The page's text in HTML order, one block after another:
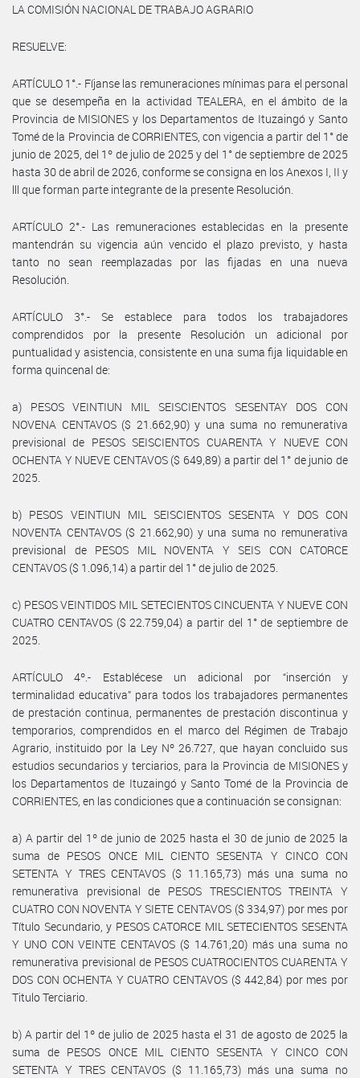
LA COMISIÓN NACIONAL DE TRABAJO AGRARIO
RESUELVE:
ARTÍCULO 1°.- Fíjanse las remuneraciones mínimas para el personal
que se desempeña en la actividad TEALERA, en el ámbito de la
Provincia de MISIONES y los Departamentos de Ituzaingó y Santo
Tomé de la Provincia de CORRIENTES, con vigencia a partir del 1° de
junio de 2025, del 1º de julio de 2025 y del 1° de septiembre de 2025
hasta 30 de abril de 2026, conforme se consigna en los Anexos I, II y
lll que forman parte integrante de la presente Resolución.
ARTÍCULO 2°.- Las remuneraciones establecidas en la presente
mantendrán su vigencia aún vencido el plazo previsto, y hasta
tanto no sean reemplazadas por las fijadas en una nueva
Resolución.
ARTÍCULO 3°.- Se establece para todos los trabajadores
comprendidos por la presente Resolución un adicional por
puntualidad y asistencia, consistente en una suma fija liquidable en
forma quincenal de:
a) PESOS VEINTIUN MIL SEISCIENTOS SESENTAY DOS CON
NOVENA CENTAVOS ($ 21.662,90) y una suma no remunerativa
previsional de PESOS SEISCIENTOS CUARENTA Y NUEVE CON
OCHENTA Y NUEVE CENTAVOS ($ 649,89) a partir del 1° de junio de
2025.
b) PESOS VEINTIUN MIL SEISCIENTOS SESENTA Y DOS CON
NOVENTA CENTAVOS ($ 21.662,90) y una suma no remunerativa
previsional de PESOS MIL NOVENTA Y SEIS CON CATORCE
CENTAVOS ($ 1.096,14) a partir del 1° de julio de 2025.
c) PESOS VEINTIDOS MIL SETECIENTOS CINCUENTA Y NUEVE CON
CUATRO CENTAVOS ($ 22.759,04) a partir del 1° de septiembre de
2025.
ARTÍCULO 4º.- Establécese un adicional por “inserción y
terminalidad educativa” para todos los trabajadores permanentes
de prestación continua, permanentes de prestación discontinua y
temporarios, comprendidos en el marco del Régimen de Trabajo
Agrario, instituido por la Ley Nº 26.727, que hayan concluido sus
estudios secundarios y terciarios, para la Provincia de MISIONES y
los Departamentos de Ituzaingó y Santo Tomé de la Provincia de
CORRIENTES, en las condiciones que a continuación se consignan:
a) A partir del 1º de junio de 2025 hasta el 30 de junio de 2025 la
suma de PESOS ONCE MIL CIENTO SESENTA Y CINCO CON
SETENTA Y TRES CENTAVOS ($ 11.165,73) más una suma no
remunerativa previsional de PESOS TRESCIENTOS TREINTA Y
CUATRO CON NOVENTA Y SIETE CENTAVOS ($ 334,97) por mes por
Título Secundario, y PESOS CATORCE MIL SETECIENTOS SESENTA
Y UNO CON VEINTE CENTAVOS ($ 14.761,20) más una suma no
remunerativa previsional de PESOS CUATROCIENTOS CUARENTA Y
DOS CON OCHENTA Y CUATRO CENTAVOS ($ 442,84) por mes por
Titulo Terciario.
b) A partir del 1º de julio de 2025 hasta el 31 de agosto de 2025 la
suma de PESOS ONCE MIL CIENTO SESENTA Y CINCO CON
SETENTA Y TRES CENTAVOS ($ 11.165,73) más una suma no